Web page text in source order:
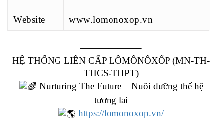
Website www.lomonoxop.vn
——————–
HỆ THỐNG LIÊN CẤP LÔMÔNÔXỐP (MN-TH-
THCS-THPT)
Nurturing The Future – Nuôi dưỡng thế hệ
tương lai
https://lomonoxop.vn/